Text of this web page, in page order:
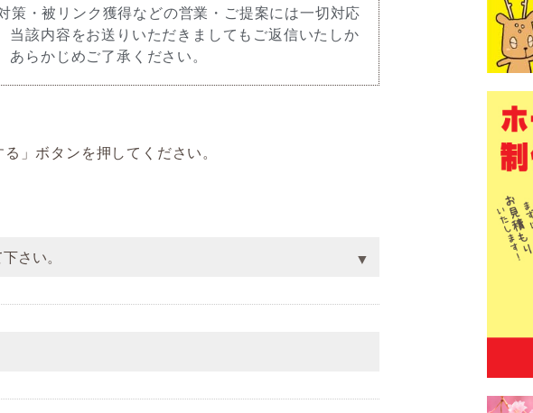
策・被リンク獲得などの営業・ご提案には一切対応
当該内容をお送りいただきましてもご返信いたしか
あらかじめご了承ください。
」ボタンを押してください。